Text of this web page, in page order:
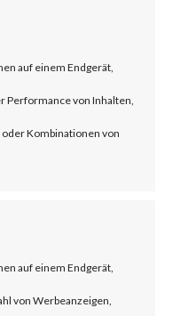
auf einem Endgerät,
Performance von Inhalten,
Kombinationen von
auf einem Endgerät,
von Werbeanzeigen,
2024-
been